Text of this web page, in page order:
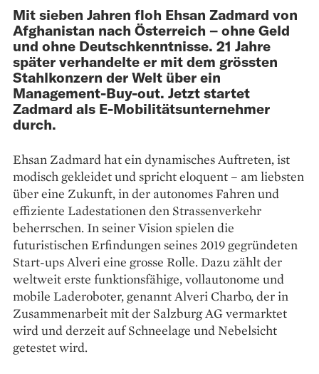
Mit sieben Jahren floh Ehsan Zadmard von
Afghanistan nach Österreich – ohne Geld
und ohne Deutschkenntnisse. 21 Jahre
später verhandelte er mit dem grössten
Stahlkonzern der Welt über ein
Management-Buy-out. Jetzt startet
Zadmard als E-Mobilitätsunternehmer
durch.
Ehsan Zadmard hat ein dynamisches Auftreten, ist
modisch gekleidet und spricht eloquent – am liebsten
über eine Zukunft, in der autonomes Fahren und
effiziente Ladestationen den Strassenverkehr
beherrschen. In seiner Vision spielen die
futuristischen Erfindungen seines 2019 gegründeten
Start-ups Alveri eine grosse Rolle. Dazu zählt der
weltweit erste funktionsfähige, vollautonome und
mobile Lade­roboter, genannt Alveri Charbo, der in
Zusammenarbeit mit der Salzburg AG vermarktet
wird und derzeit auf Schneelage und Nebelsicht
getestet wird.